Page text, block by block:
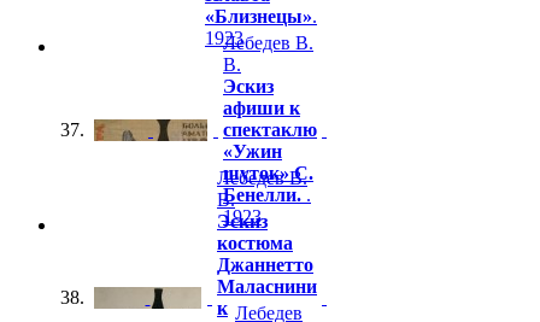
«Близнецы».
1923
37.
Лебедев В.
В.
Эскиз
афиши к
спектаклю
«Ужин
шуток» С.
Бенелли. .
1923
38.
Лебедев В.
В.
Эскиз
костюма
Джаннетто
Маласнини
к Лебедев